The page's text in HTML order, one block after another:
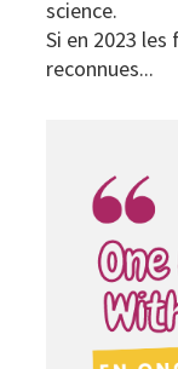
science.
Si en 2023
reconnues...